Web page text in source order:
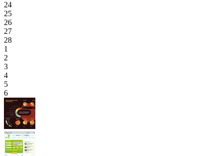
24
25
26
27
28
1
2
3
4
5
6